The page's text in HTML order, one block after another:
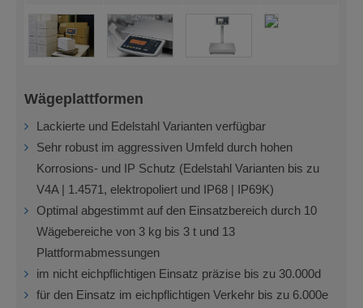
Wägeplattformen
Lackierte und Edelstahl Varianten verfügbar
Sehr robust im aggressiven Umfeld durch hohen
Korrosions- und IP Schutz (Edelstahl Varianten bis zu
V4A | 1.4571, elektropoliert und IP68 | IP69K)
Optimal abgestimmt auf den Einsatzbereich durch 10
Wägebereiche von 3 kg bis 3 t und 13
Plattformabmessungen
im nicht eichpflichtigen Einsatz präzise bis zu 30.000d
für den Einsatz im eichpflichtigen Verkehr bis zu 6.000e